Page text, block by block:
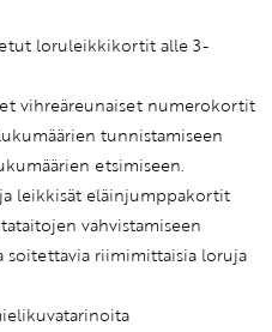
loruleikkikortit alle 3-
vihreäreunaiset numerokortit
tunnistamiseen
etsimiseen.
leikkisät eläinjumppakortit
vahvistamiseen
riimimittaisia loruja